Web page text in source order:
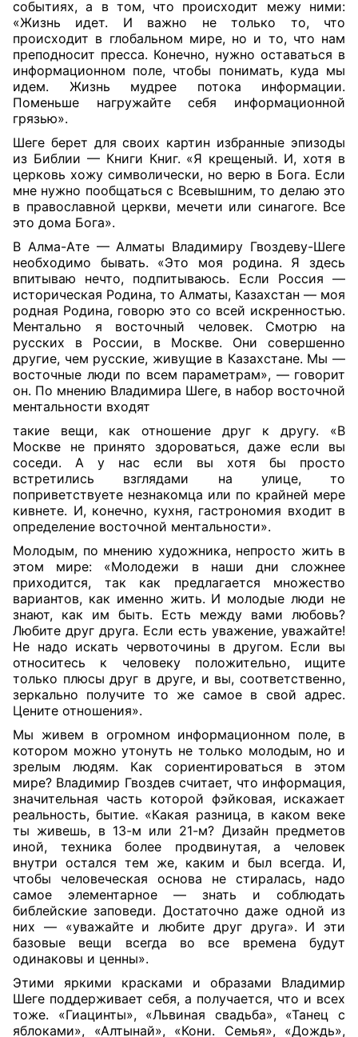
событиях, а в том, что происходит межу ними:
«Жизнь идет. И важно не только то, что
происходит в глобальном мире, но и то, что нам
преподносит пресса. Конечно, нужно оставаться в
информационном поле, чтобы понимать, куда мы
идем. Жизнь мудрее потока информации.
Поменьше нагружайте себя информационной
грязью».
Шеге берет для своих картин избранные эпизоды
из Библии — Книги Книг. «Я крещеный. И, хотя в
церковь хожу символически, но верю в Бога. Если
мне нужно пообщаться с Всевышним, то делаю это
в православной церкви, мечети или синагоге. Все
это дома Бога».
В Алма-Ате — Алматы Владимиру Гвоздеву-Шеге
необходимо бывать. «Это моя родина. Я здесь
впитываю нечто, подпитываюсь. Если Россия —
историческая Родина, то Алматы, Казахстан — моя
родная Родина, говорю это со всей искренностью.
Ментально я восточный человек. Смотрю на
русских в России, в Москве. Они совершенно
другие, чем русские, живущие в Казахстане. Мы —
восточные люди по всем параметрам», — говорит
он. По мнению Владимира Шеге, в набор восточной
ментальности входят
такие вещи, как отношение друг к другу. «В
Москве не принято здороваться, даже если вы
соседи. А у нас если вы хотя бы просто
встретились взглядами на улице, то
поприветствуете незнакомца или по крайней мере
кивнете. И, конечно, кухня, гастрономия входит в
определение восточной ментальности».
Молодым, по мнению художника, непросто жить в
этом мире: «Молодежи в наши дни сложнее
приходится, так как предлагается множество
вариантов, как именно жить. И молодые люди не
знают, как им быть. Есть между вами любовь?
Любите друг друга. Если есть уважение, уважайте!
Не надо искать червоточины в другом. Если вы
относитесь к человеку положительно, ищите
только плюсы друг в друге, и вы, соответственно,
зеркально получите то же самое в свой адрес.
Цените отношения».
Мы живем в огромном информационном поле, в
котором можно утонуть не только молодым, но и
зрелым людям. Как сориентироваться в этом
мире? Владимир Гвоздев считает, что информация,
значительная часть которой фэйковая, искажает
реальность, бытие. «Какая разница, в каком веке
ты живешь, в 13-м или 21-м? Дизайн предметов
иной, техника более продвинутая, а человек
внутри остался тем же, каким и был всегда. И,
чтобы человеческая основа не стиралась, надо
самое элементарное — знать и соблюдать
библейские заповеди. Достаточно даже одной из
них — «уважайте и любите друг друга». И эти
базовые вещи всегда во все времена будут
одинаковы и ценны».
Этими яркими красками и образами Владимир
Шеге поддерживает себя, а получается, что и всех
тоже. «Гиацинты», «Львиная свадьба», «Танец с
яблоками», «Алтынай», «Кони. Семья», «Дождь»,